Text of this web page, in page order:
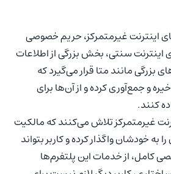
اینترنت غیرمتمرکز، حریم خصوصی
سنتی، بخش بزرگی از اطلاعات
بزرگی مانند متا قرار می‌گیرد که
و جمع‌آوری کرده و از آن‌ها برای
کنند.
غیرمتمرکز تلاش می‌کنند که مالکیت
به خودشان واگذار کرده و کاربر بتواند
کامل، از خدمات این پلتفرم‌ها